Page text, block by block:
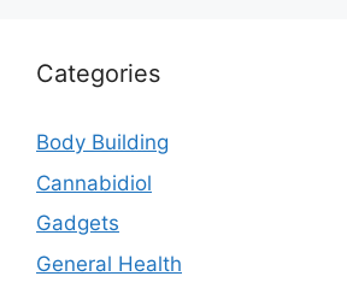
Categories
Body Building
Cannabidiol
Gadgets
General Health